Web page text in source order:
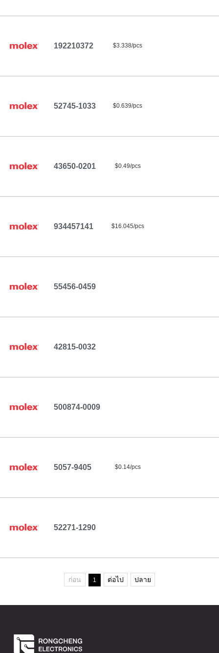
192210372 $3.338/pcs
52745-1033 $0.639/pcs
43650-0201 $0.49/pcs
934457141 $16.045/pcs
55456-0459
42815-0032
500874-0009
5057-9405 $0.14/pcs
52271-1290
ก่อน 1 ต่อไป ปลาย